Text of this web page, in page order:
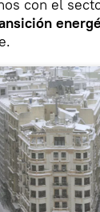
con el